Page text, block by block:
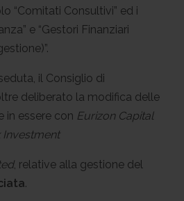
“Comitati Consultivi” ed i
e “Gestori Finanziari
il Consiglio di
deliberato la modifica delle
in essere con Eurizon Capital
Investment
, relative alla gestione del
.